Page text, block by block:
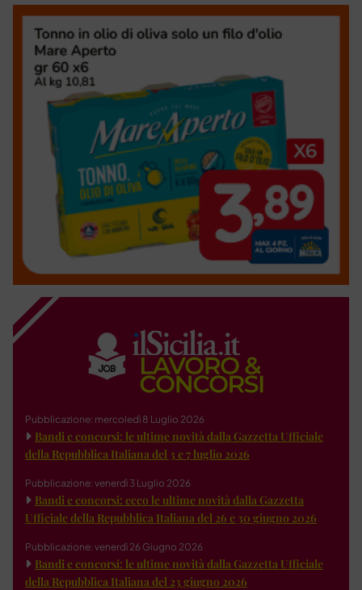
Pubblicazione: mercoledì 8 Luglio 2026
Bandi e concorsi: le ultime novità dalla Gazzetta Ufficiale
della Repubblica Italiana del 3 e 7 luglio 2026
Pubblicazione: venerdì 3 Luglio 2026
Bandi e concorsi: ecco le ultime novità dalla Gazzetta
Ufficiale della Repubblica Italiana del 26 e 30 giugno 2026
Pubblicazione: venerdì 26 Giugno 2026
Bandi e concorsi: le ultime novità dalla Gazzetta Ufficiale
della Repubblica Italiana del 23 giugno 2026